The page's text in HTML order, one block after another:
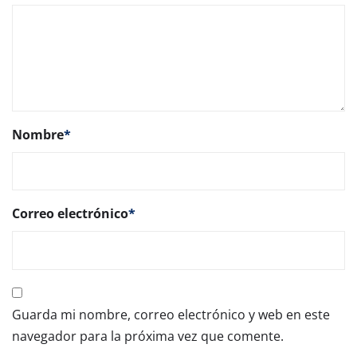
Nombre*
Correo electrónico*
Guarda mi nombre, correo electrónico y web en este
navegador para la próxima vez que comente.